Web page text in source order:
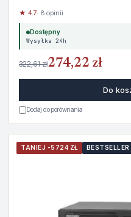
★ 4.7· 8 opinii
Dostępny
Wysyłka 24h
322,61 zł274,22 zł
Do
Dodaj do porównania
TANIEJ -5724 ZŁ BESTSELLER